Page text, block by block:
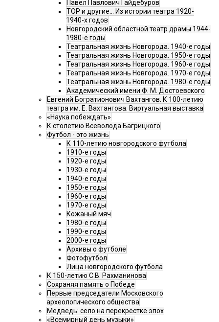
Павел Павлович Гайдебуров
ТОР и другие… Из истории театра 1920-
1940-х годов
Новгородский областной театр драмы 1944-
1980-е годы
Театральная жизнь Новгорода. 1940-е годы
Театральная жизнь Новгорода. 1950-е годы
Театральная жизнь Новгорода. 1960-е годы
Театральная жизнь Новгорода. 1970-е годы
Театральная жизнь Новгорода. 1980-е годы
Академический имени Ф. М. Достоевского
Евгений Богратионович Вахтангов. К 100-летию
театра им. Е. Вахтангова. Виртуальная выставка
«Наука побеждать»
К столетию Всеволода Багрицкого
Футбол - это жизнь
К 110-летию новгородского футбола
1910-е годы
1920-е годы
1930-е годы
1940-е годы
1950-е годы
1960-е годы
1970-е годы
Кожаный мяч
1980-е годы
1990-е годы
2000-е годы
Архивы о футболе
Фотофутбол
Лица новгородского футбола
К 150-летию С.В. Рахманинова
Сохраняя память о Победе
Первые председатели Московского
археологического общества
Медведь: село на перекрёстке эпох
«Всемирный день музыки»